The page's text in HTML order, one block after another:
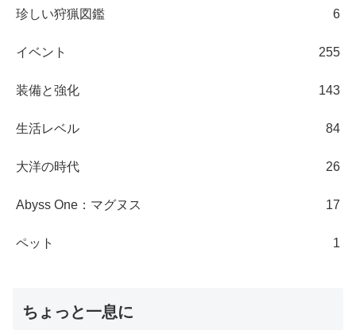
珍しい狩猟図鑑 6
イベント 255
装備と強化 143
生活レベル 84
大洋の時代 26
Abyss One：マグヌス 17
ペット 1
ちょっと一息に